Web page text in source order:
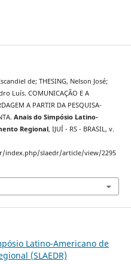
de; THESING, Nelson José;
Luís. COMUNICAÇÃO E A
A PARTIR DA PESQUISA-
Anais do Simpósio Latino-
Regional, IJUÍ - RS - BRASIL, v.
index.php/slaedr/article/view/2295
Latino-Americano de
(SLAEDR)